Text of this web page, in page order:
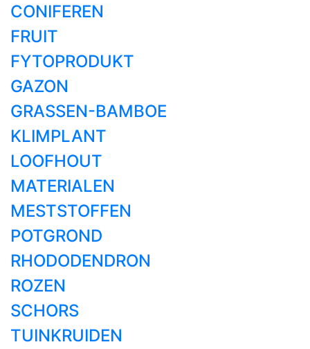
CONIFEREN
FRUIT
FYTOPRODUKT
GAZON
GRASSEN-BAMBOE
KLIMPLANT
LOOFHOUT
MATERIALEN
MESTSTOFFEN
POTGROND
RHODODENDRON
ROZEN
SCHORS
TUINKRUIDEN